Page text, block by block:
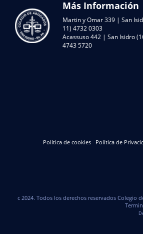
Más Información
Martin y Omar 339 | San
11) 4732 0303
Acassuso 442 | San Isidro
4743 5720
Política de cookies
Política de
c 2024. Todos los derechos reservados Colegio